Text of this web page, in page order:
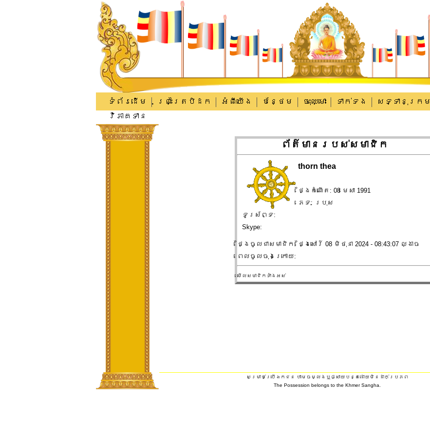
ទំព័រដើម ព្រះត្រៃបិដក អំពីយើង បន្ថែម ចុះឈ្មោះ ទាក់​ទង
សទ្ទានុក្រម
វិភាគទាន
ព័ត៌មានរបស់សមាជិក
thorn thea
ថ្ងៃកំណើត: 08 មេសា 1991
ភេទ: ប្រុស
ទូរស័ព្ទ:
Skype:
ថ្ងៃចូល​ជា​សមាជិក: ថ្ងៃសៅរ៍ 08 មិថុនា 2024 - 08:43:07 ល្ងាច
ពេលចូលចុងក្រោយ:
មើលសមាជិកទាំងអស់
សម្រាប់ប្រើឯកជន ហាមចម្លងឬផ្សាយបន្តដោយមិនដាក់ប្រភព
The Possession belongs to the Khmer Sangha.